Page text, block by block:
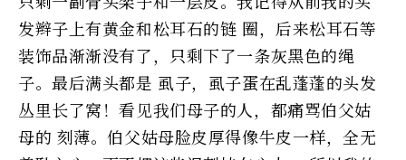
发辫子上有黄金和松耳石的链 圈，后来松耳石等
装饰品渐渐没有了，只剩下了一条灰黑色的绳
子。最后满头都是 虱子，虱子蛋在乱蓬蓬的头发
丛里长了窝！看见我们母子的人，都痛骂伯父姑
母的 刻薄。伯父姑母脸皮厚得像牛皮一样，全无